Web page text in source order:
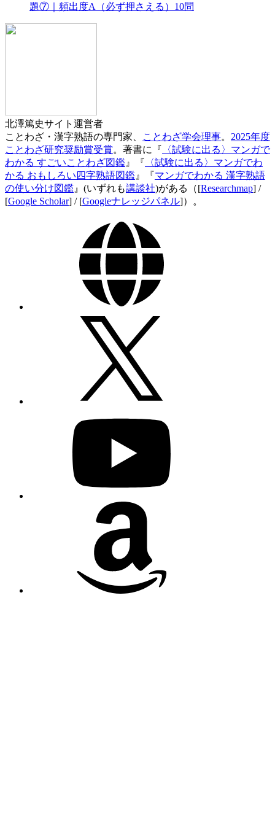
題⑦｜頻出度A（必ず押さえる）10問
北澤篤史サイト運営者
ことわざ・漢字熟語の専門家、
ことわざ学会理事。 2025年度
ことわざ研究奨励賞受賞。著書に『 〈試験に出る〉マンガで
わかる すごいことわざ図鑑 』『 〈試験に出る〉マンガでわ
かる おもしろい四字熟語図鑑 』『マンガでわかる 漢字熟語
の使い分け図鑑 』(いずれも講談社)がある（[Researchmap] /
[Google Scholar] / [Googleナレッジパネル]）。